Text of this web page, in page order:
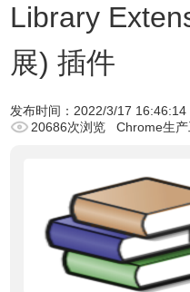
Library
展) 插件
发布时间： 2022/3/17 16:46:14
20686次浏览
Chrome生